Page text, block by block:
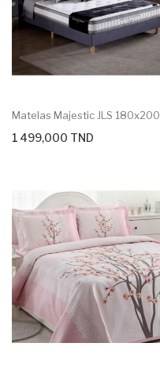
Matelas Majestic JLS 180x200
1 499,000 TND